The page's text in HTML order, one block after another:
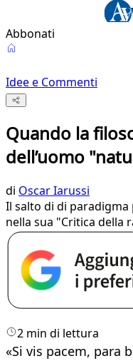
Abbonati
Idee e Commenti
Quando la
dell’uomo
di Oscar Iarussi
Il salto di di paradigma
nella sua "Critica della
2 min di lettura
«Si vis pacem, para